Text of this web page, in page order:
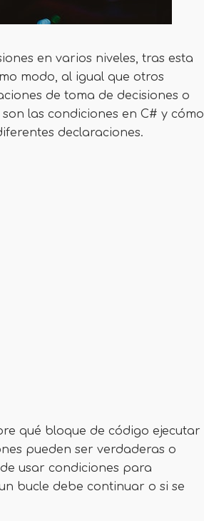
en varios niveles, tras esta
modo, al igual que otros
de toma de decisiones o
las condiciones en C# y cómo
declaraciones.
qué bloque de código ejecutar
pueden ser verdaderas o
usar condiciones para
bucle debe continuar o si se